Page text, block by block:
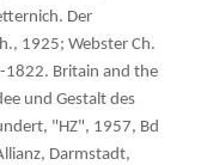
Der
1925; Webster Ch.
1822. Britain and the
und Gestalt des
"HZ", 1957, Bd
Darmstadt,